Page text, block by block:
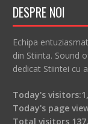
DESPRE NOI
Echipa
din Stiinta. Sound
dedicat Stiintei cu
Today's visitors:
Today's page
Total visitors